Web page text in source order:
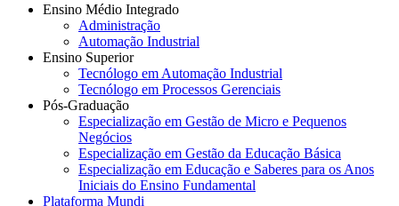
Ensino Médio Integrado
Administração
Automação Industrial
Ensino Superior
Tecnólogo em Automação Industrial
Tecnólogo em Processos Gerenciais
Pós-Graduação
Especialização em Gestão de Micro e Pequenos
Negócios
Especialização em Gestão da Educação Básica
Especialização em Educação e Saberes para os Anos
Iniciais do Ensino Fundamental
Plataforma Mundi